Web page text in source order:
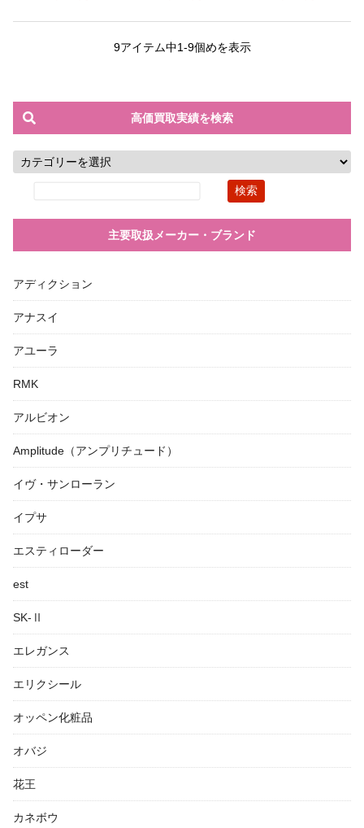
9アイテム中1-9個めを表示
高価買取実績を検索
主要取扱メーカー・ブランド
アディクション
アナスイ
アユーラ
RMK
アルビオン
Amplitude（アンプリチュード）
イヴ・サンローラン
イプサ
エスティローダー
est
SK-Ⅱ
エレガンス
エリクシール
オッペン化粧品
オバジ
花王
カネボウ